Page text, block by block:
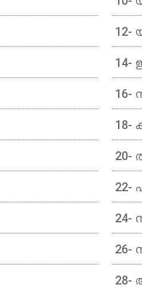
14-
16-
20-
22-
24-
26-